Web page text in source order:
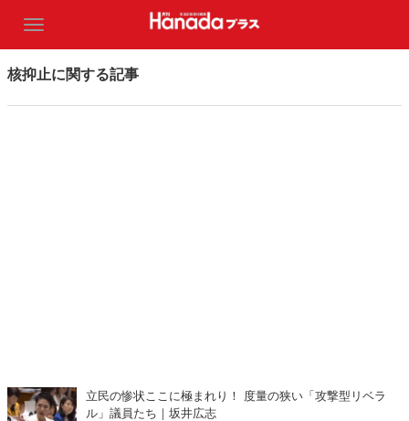
核抑止に関する記事
立民の惨状ここに極まれり！ 度量の狭い「攻撃型リベラ
ル」議員たち｜坂井広志